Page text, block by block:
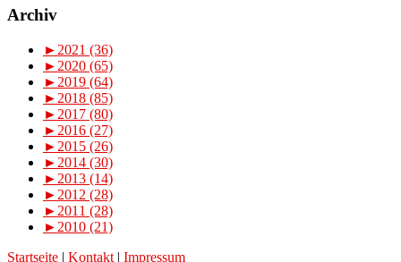
Archiv
► 2021 (36)
► 2020 (65)
► 2019 (64)
► 2018 (85)
► 2017 (80)
► 2016 (27)
► 2015 (26)
► 2014 (30)
► 2013 (14)
► 2012 (28)
► 2011 (28)
► 2010 (21)
Startseite | Kontakt | Impressum